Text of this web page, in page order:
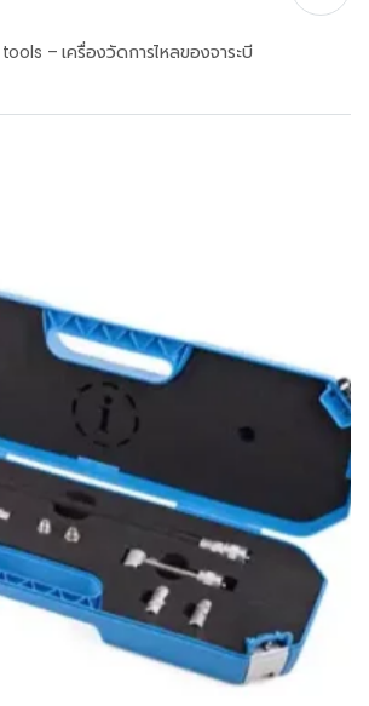
– เครื่องวัดการไหลของจาระบี